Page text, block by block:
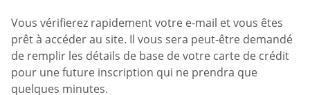
Vous vérifierez rapidement votre e-mail et vous êtes
prêt à accéder au site. Il vous sera peut-être demandé
de remplir les détails de base de votre carte de crédit
pour une future inscription qui ne prendra que
quelques minutes.